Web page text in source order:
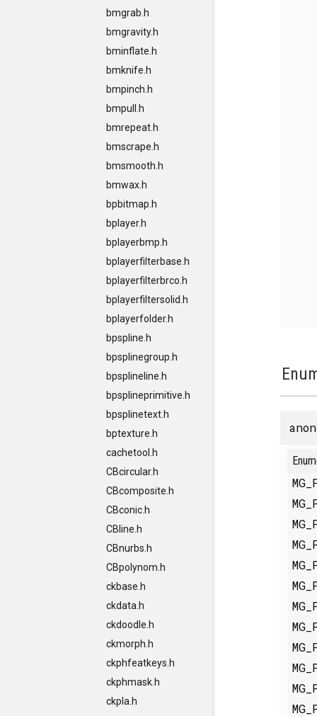
bmgrab.h
bmgravity.h
bminflate.h
bmknife.h
bmpinch.h
bmpull.h
bmrepeat.h
bmscrape.h
bmsmooth.h
bmwax.h
bpbitmap.h
bplayer.h
bplayerbmp.h
bplayerfilterbase.h
bplayerfilterbrco.h
bplayerfiltersolid.h
bplayerfolder.h
bpspline.h
bpsplinegroup.h
bpsplineline.h
bpsplineprimitive.h
bpsplinetext.h
bptexture.h
cachetool.h
CBcircular.h
CBcomposite.h
CBconic.h
CBline.h
CBnurbs.h
CBpolynom.h
ckbase.h
ckdata.h
ckdoodle.h
ckmorph.h
ckphfeatkeys.h
ckphmask.h
ckpla.h